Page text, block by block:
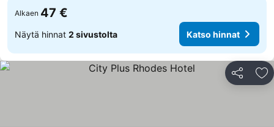
Alkaen 47 €
Näytä hinnat 2 sivustolta Katso hinnat
Jaa